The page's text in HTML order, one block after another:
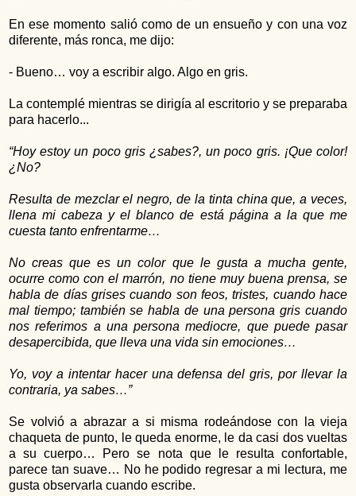
En ese momento salió como de un ensueño y con una voz
diferente, más ronca, me dijo:
- Bueno… voy a escribir algo. Algo en gris.
La contemplé mientras se dirigía al escritorio y se preparaba
para hacerlo...
“Hoy estoy un poco gris ¿sabes?, un poco gris. ¡Que color!
¿No?
Resulta de mezclar el negro, de la tinta china que, a veces,
llena mi cabeza y el blanco de está página a la que me
cuesta tanto enfrentarme…
No creas que es un color que le gusta a mucha gente,
ocurre como con el marrón, no tiene muy buena prensa, se
habla de días grises cuando son feos, tristes, cuando hace
mal tiempo; también se habla de una persona gris cuando
nos referimos a una persona mediocre, que puede pasar
desapercibida, que lleva una vida sin emociones…
Yo, voy a intentar hacer una defensa del gris, por llevar la
contraria, ya sabes…”
Se volvió a abrazar a si misma rodeándose con la vieja
chaqueta de punto, le queda enorme, le da casi dos vueltas
a su cuerpo… Pero se nota que le resulta confortable,
parece tan suave… No he podido regresar a mi lectura, me
gusta observarla cuando escribe.